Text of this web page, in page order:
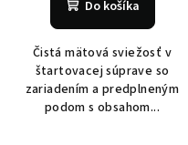
Do košíka
Čistá mätová sviežosť v
štartovacej súprave so
zariadením a predplneným
podom s obsahom...